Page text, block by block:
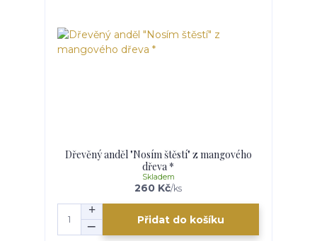
Dřevěný anděl "Nosím štěstí" z mangového
dřeva *
260 Kč/ks
Skladem
Přidat do košíku